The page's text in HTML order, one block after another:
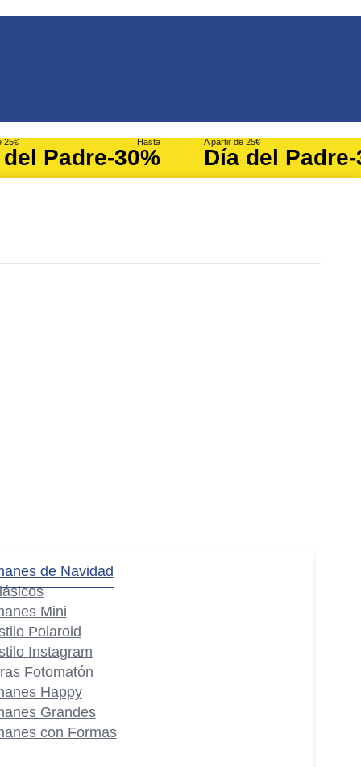
25€
Padre
Hasta
-30%
A partir de 25€
Día del Padre
de Navidad
Mini
Polaroid
Instagram
Fotomatón
Happy
Grandes
con Formas